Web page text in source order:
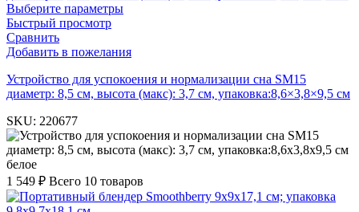
Выберите параметры
Быстрый просмотр
Сравнить
Добавить в пожелания
Устройство для успокоения и нормализации сна SM15
диаметр: 8,5 см, высота (макс): 3,7 см, упаковка:8,6×3,8×9,5 см
SKU: 220677
белое
1 549 ₽ Всего 10 товаров